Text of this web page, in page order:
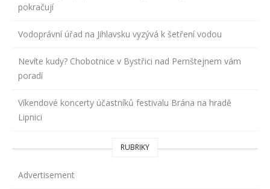
pokračují
Vodoprávní úřad na Jihlavsku vyzývá k šetření vodou
Nevíte kudy? Chobotnice v Bystřici nad Pernštejnem vám
poradí
Víkendové koncerty účastníků festivalu Brána na hradě
Lipnici
RUBRIKY
Advertisement